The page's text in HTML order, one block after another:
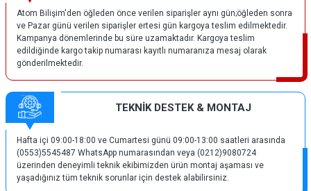
Atom Bilişim'den öğleden önce verilen siparişler aynı gün;öğleden sonra
ve Pazar günü verilen siparişler ertesi gün kargoya teslim edilmektedir.
Kampanya dönemlerinde bu süre uzamaktadır. Kargoya teslim
edildiğinde kargo takip numarası kayıtlı numaranıza mesaj olarak
gönderilmektedir.
TEKNİK DESTEK & MONTAJ
Hafta içi 09:00-18:00 ve Cumartesi günü 09:00-13:00 saatleri arasında
(0553)5545487 WhatsApp numarasından veya (0212)9080724
üzerinden deneyimli teknik ekibimizden ürün montaj aşaması ve
yaşadığınız tüm teknik sorunlar için destek alabilirsiniz.